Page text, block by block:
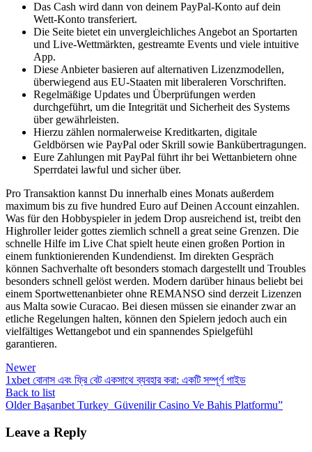
Das Cash wird dann von deinem PayPal-Konto auf dein
Wett-Konto transferiert.
Die Seite bietet ein unvergleichliches Angebot an Sportarten
und Live-Wettmärkten, gestreamte Events und viele intuitive
App.
Diese Anbieter basieren auf alternativen Lizenzmodellen,
überwiegend aus EU-Staaten mit liberaleren Vorschriften.
Regelmäßige Updates und Überprüfungen werden
durchgeführt, um die Integrität und Sicherheit des Systems
über gewährleisten.
Hierzu zählen normalerweise Kreditkarten, digitale
Geldbörsen wie PayPal oder Skrill sowie Bankübertragungen.
Eure Zahlungen mit PayPal führt ihr bei Wettanbietern ohne
Sperrdatei lawful und sicher über.
Pro Transaktion kannst Du innerhalb eines Monats außerdem
maximum bis zu five hundred Euro auf Deinen Account einzahlen.
Was für den Hobbyspieler in jedem Drop ausreichend ist, treibt den
Highroller leider gottes ziemlich schnell a great seine Grenzen. Die
schnelle Hilfe im Live Chat spielt heute einen großen Portion in
einem funktionierenden Kundendienst. Im direkten Gespräch
können Sachverhalte oft besonders stomach dargestellt und Troubles
besonders schnell gelöst werden. Modern darüber hinaus beliebt bei
einem Sportwettenanbieter ohne REMANSO sind derzeit Lizenzen
aus Malta sowie Curacao. Bei diesen müssen sie einander zwar an
etliche Regelungen halten, können den Spielern jedoch auch ein
vielfältiges Wettangebot und ein spannendes Spielgefühl
garantieren.
Newer
1xbet বোনাস এবং ফ্রি বেট একসাথে ব্যবহার করা: একটি সম্পূর্ণ গাইড
Back to list
Older Başarıbet Turkey ️ Güvenilir Casino Ve Bahis Platformu”
Leave a Reply